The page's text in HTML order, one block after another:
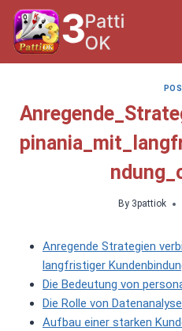
Skip
content
By 3pattiok
Anregende Strategien
langfristiger
Die Bedeutung von
Die Rolle von
Aufbau einer starken